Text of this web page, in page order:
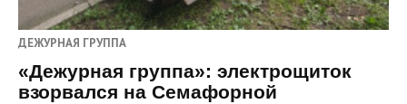
ДЕЖУРНАЯ ГРУППА
«Дежурная группа»: электрощиток
взорвался на Семафорной